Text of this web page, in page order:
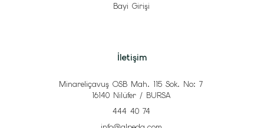
Bayi Girişi
İletişim
Minareliçavuş OSB Mah. 115 Sok. No: 7
16140 Nilüfer / BURSA
444 40 74